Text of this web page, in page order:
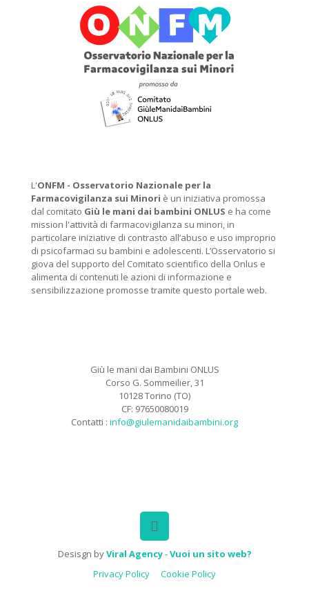
L'ONFM - Osservatorio Nazionale per la
Farmacovigilanza sui Minori è un iniziativa promossa
dal comitato Giù le mani dai bambini ONLUS e ha come
mission l'attività di farmacovigilanza su minori, in
particolare iniziative di contrasto all’abuso e uso improprio
di psicofarmaci su bambini e adolescenti. L’Osservatorio si
giova del supporto del Comitato scientifico della Onlus e
alimenta di contenuti le azioni di informazione e
sensibilizzazione promosse tramite questo portale web.
Giù le mani dai Bambini ONLUS
Corso G. Sommeilier, 31
10128 Torino (TO)
CF: 97650080019
Contatti : info@giulemanidaibambini.org
Desisgn byViral Agency-Vuoi un sito web?
Privacy Policy
Cookie Policy